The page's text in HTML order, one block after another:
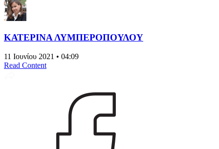
ΚΑΤΕΡΙΝΑ ΛΥΜΠΕΡΟΠΟΥΛΟΥ
11 Ιουνίου 2021 • 04:09
Read Content